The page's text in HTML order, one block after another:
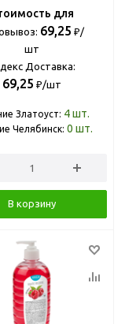
для
69,25 ₽/
шт
Доставка:
69,25 ₽/шт
Златоуст: 4 шт.
Челябинск: 0 шт.
В корзину